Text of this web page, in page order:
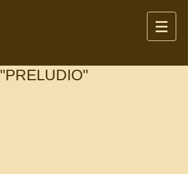
"PRELUDIO"